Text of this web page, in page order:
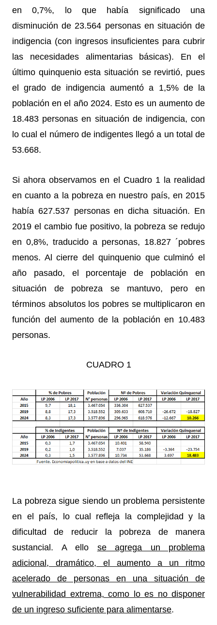
en 0,7%, lo que había significado una
disminución de 23.564 personas en situación de
indigencia (con ingresos insuficientes para cubrir
las necesidades alimentarias básicas). En el
último quinquenio esta situación se revirtió, pues
el grado de indigencia aumentó a 1,5% de la
población en el año 2024. Esto es un aumento de
18.483 personas en situación de indigencia, con
lo cual el número de indigentes llegó a un total de
53.668.
Si ahora observamos en el Cuadro 1 la realidad
en cuanto a la pobreza en nuestro país, en 2015
había 627.537 personas en dicha situación. En
2019 el cambio fue positivo, la pobreza se redujo
en 0,8%, traducido a personas, 18.827 ´pobres
menos. Al cierre del quinquenio que culminó el
año pasado, el porcentaje de población en
situación de pobreza se mantuvo, pero en
términos absolutos los pobres se multiplicaron en
función del aumento de la población en 10.483
personas.
CUADRO 1
La pobreza sigue siendo un problema persistente
en el país, lo cual refleja la complejidad y la
dificultad de reducir la pobreza de manera
sustancial. A ello se agrega un problema
adicional, dramático, el aumento a un ritmo
acelerado de personas en una situación de
vulnerabilidad extrema, como lo es no disponer
de un ingreso suficiente para alimentarse.